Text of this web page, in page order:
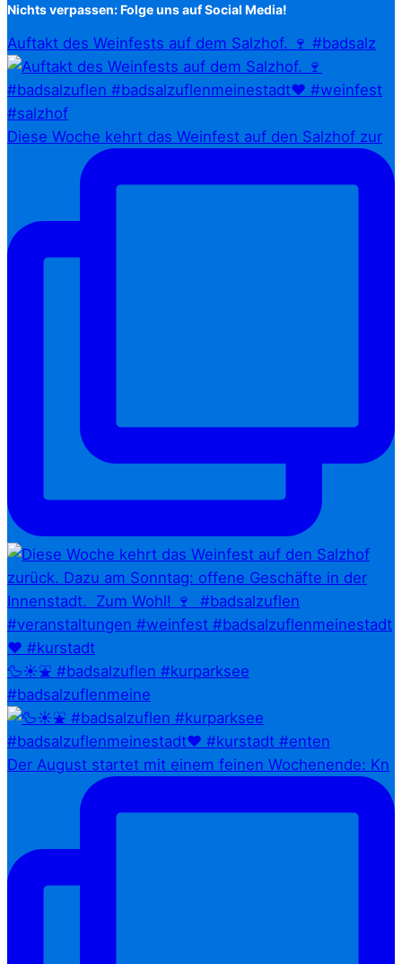
Nichts verpassen: Folge uns auf Social Media!
Auftakt des Weinfests auf dem Salzhof. 🍷 #badsalz
Diese Woche kehrt das Weinfest auf den Salzhof zur
🦆☀️⛲ #badsalzuflen #kurparksee
#badsalzuflenmeine
Der August startet mit einem feinen Wochenende: Kn